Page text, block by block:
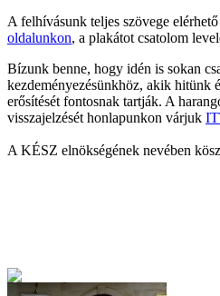
A felhívásunk teljes szövege elérhető
oldalunkon, a plakátot csatolom
Bízunk benne, hogy idén is sokan
kezdeményezésünkhöz, akik hitünk
erősítését fontosnak tartják. A
visszajelzését honlapunkon várjuk
A KÉSZ elnökségének nevében